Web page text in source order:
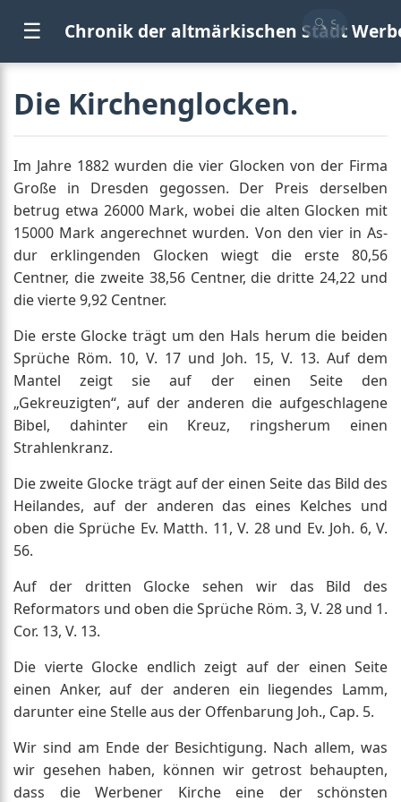
☰ Chronik der altmärkischen Stadt
Die Kirchenglocken.
Im Jahre 1882 wurden die vier Glocken von der Firma
Große in Dresden gegossen. Der Preis derselben
betrug etwa 26000 Mark, wobei die alten Glocken mit
15000 Mark angerechnet wurden. Von den vier in As-
dur erklingenden Glocken wiegt die erste 80,56
Centner, die zweite 38,56 Centner, die dritte 24,22 und
die vierte 9,92 Centner.
Die erste Glocke trägt um den Hals herum die beiden
Sprüche Röm. 10, V. 17 und Joh. 15, V. 13. Auf dem
Mantel zeigt sie auf der einen Seite den
„Gekreuzigten“, auf der anderen die aufgeschlagene
Bibel, dahinter ein Kreuz, ringsherum einen
Strahlenkranz.
Die zweite Glocke trägt auf der einen Seite das Bild des
Heilandes, auf der anderen das eines Kelches und
oben die Sprüche Ev. Matth. 11, V. 28 und Ev. Joh. 6, V.
56.
Auf der dritten Glocke sehen wir das Bild des
Reformators und oben die Sprüche Röm. 3, V. 28 und 1.
Cor. 13, V. 13.
Die vierte Glocke endlich zeigt auf der einen Seite
einen Anker, auf der anderen ein liegendes Lamm,
darunter eine Stelle aus der Offenbarung Joh., Cap. 5.
Wir sind am Ende der Besichtigung. Nach allem, was
wir gesehen haben, können wir getrost behaupten,
dass die Werbener Kirche eine der schönsten